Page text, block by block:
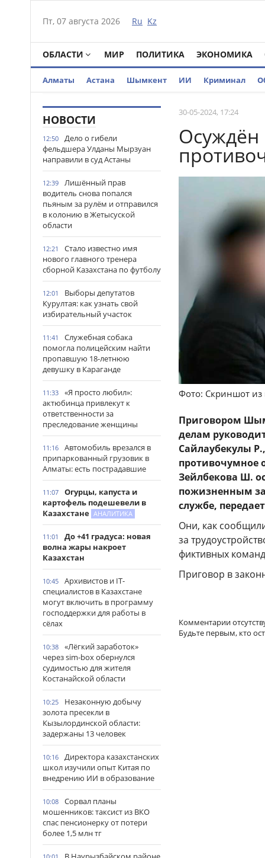
Пт, 07 августа 2026 Ru Kz
ОБЛАСТИ МИР ПОЛИТИКА ЭКОНОМИКА
Алматы Астана Шымкент ИИ Криминал
НОВОСТИ
12:50
Дело о гибели
фельдшера Улданы Мырзуан
направили в суд Астаны
12:39
Лишённый прав
водитель снова попался
пьяным за рулём и отправился
в колонию в Жетысуской
области
12:21
Стало известно имя
нового главного тренера
сборной Казахстана по футболу
12:01
Выборы депутатов
Курултая: как узнать свой
избирательный участок
11:41
Служебная собака
помогла полицейским найти
пропавшую 18-летнюю
девушку в Караганде
11:33
«Я просто любил»:
актюбинца привлекут к
ответственности за
преследование женщины
11:16
Автомобиль врезался в
припаркованный грузовик в
Алматы: есть пострадавшие
11:07
Огурцы, капуста и
картофель подешевели в
Казахстане АНАЛИТИКА
11:01
До +41 градуса: новая
волна жары накроет
Казахстан
10:45
Архивистов и IT-
специалистов в Казахстане
могут включить в программу
господдержки для работы в
сёлах
10:38
«Лёгкий заработок»
через sim-box обернулся
судимостью для жителя
Костанайской области
10:25
Незаконную добычу
золота пресекли в
Кызылординской области:
задержаны 13 человек
10:16
Директора казахстанских
школ изучили опыт Китая по
внедрению ИИ в образование
10:08
Сорвал планы
мошенников: таксист из ВКО
спас пенсионерку от потери
более 1,5 млн тг
30-05-2024, 17:24
Осуждён
Фото: Скриншот из
Приговором
делам
Сайлаубекулы
противочумное
Зейлбекова Ш.
пожизненным
службе, передает
Они, как
за
фиктивных
Приговор в
Комментарии
Будьте первым, кто